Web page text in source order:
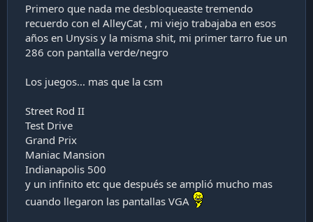
Primero que nada me desbloqueaste tremendo
recuerdo con el AlleyCat , mi viejo trabajaba en esos
años en Unysis y la misma shit, mi primer tarro fue un
286 con pantalla verde/negro
Los juegos... mas que la csm
Street Rod II
Test Drive
Grand Prix
Maniac Mansion
Indianapolis 500
y un infinito etc que después se amplió mucho mas
cuando llegaron las pantallas VGA